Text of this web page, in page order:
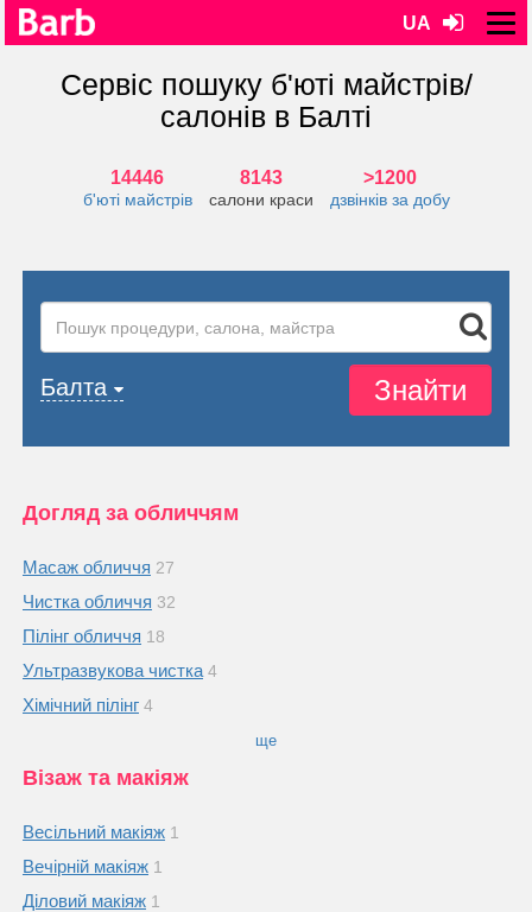
UA
Сервіс пошуку б'юті майстрів/
салонів в Балті
14446
б'юті майстрів
8143
салони краси
>1200
дзвінків за добу
Балта Знайти
Догляд за обличчям
Масаж обличчя 27
Чистка обличчя 32
Пілінг обличчя 18
Ультразвукова чистка 4
Хімічний пілінг 4
ще
Візаж та макіяж
Весільний макіяж 1
Вечірній макіяж 1
Діловий макіяж 1